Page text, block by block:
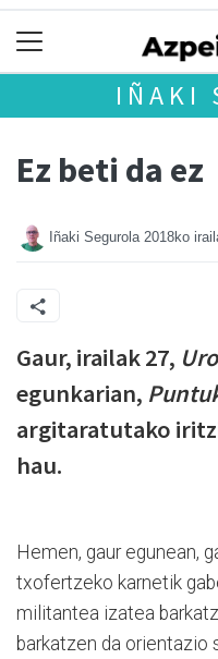
IÑAKI
Ez beti da ez
Iñaki Segurola 2018ko
Gaur, irailak 27,
egunkarian,
argitaratutako
hau.
Hemen, gaur egunean,
txofertzeko karnetik
militantea izatea
barkatzen da orientazio